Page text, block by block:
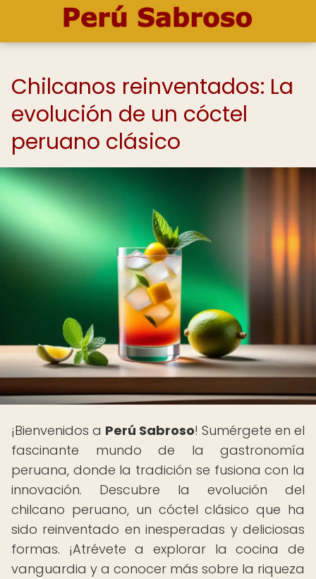
Chilcanos reinventados: La
evolución de un cóctel
peruano clásico
¡Bienvenidos a Perú Sabroso! Sumérgete en el
fascinante mundo de la gastronomía
peruana, donde la tradición se fusiona con la
innovación. Descubre la evolución del
chilcano peruano, un cóctel clásico que ha
sido reinventado en inesperadas y deliciosas
formas. ¡Atrévete a explorar la cocina de
vanguardia y a conocer más sobre la riqueza